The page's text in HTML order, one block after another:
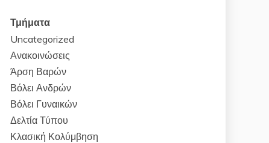
Τμήματα
Uncategorized
Ανακοινώσεις
Άρση Βαρών
Βόλει Ανδρών
Βόλει Γυναικών
Δελτία Τύπου
Κλασική Κολύμβηση